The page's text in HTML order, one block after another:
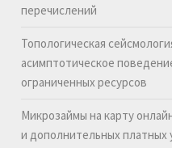
перечислений
Топологическая
асимптотическое
ограниченных ресурсов
Микрозаймы на карту
и дополнительных платных